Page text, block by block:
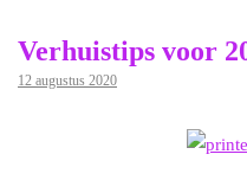
Verhuistips voor
12 augustus 2020